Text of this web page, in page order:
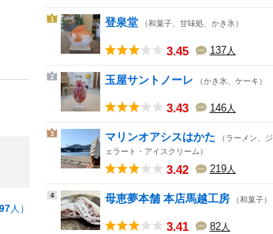
97人）
1 登泉堂 （和菓子、甘味処、かき氷）
3.45 137人
2 玉屋サントノーレ （かき氷、ケーキ）
3.43 146人
3 マリンオアシスはかた
（ラーメン、ジ
ェラート・アイスクリーム）
3.42 219人
4 母恵夢本舗 本店馬越工房 （和菓子）
3.41 82人